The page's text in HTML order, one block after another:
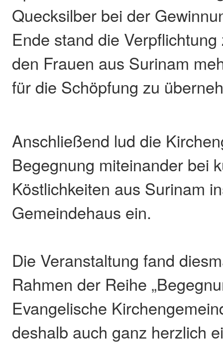
Quecksilber bei der
Ende stand die
den Frauen aus Surinam
für die Schöpfung zu
Anschließend lud die
Begegnung miteinander bei
Köstlichkeiten aus Surinam
Gemeindehaus ein.
Die Veranstaltung fand
Rahmen der Reihe
Evangelische
deshalb auch ganz herzlich